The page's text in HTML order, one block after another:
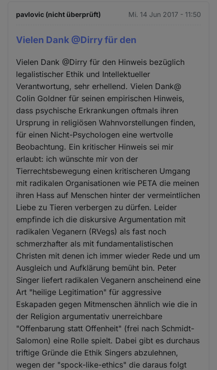
pavlovic (nicht überprüft) Mi. 14 Jun 2017 - 11:50
Vielen Dank @Dirry für den
Vielen Dank @Dirry für den Hinweis bezüglich
legalistischer Ethik und Intellektueller
Verantwortung, sehr erhellend. Vielen Dank@
Colin Goldner für seinen empirischen Hinweis,
dass psychische Erkrankungen oftmals ihren
Ursprung in religiösen Wahnvorstellungen finden,
für einen Nicht-Psychologen eine wertvolle
Beobachtung. Ein kritischer Hinweis sei mir
erlaubt: ich wünschte mir von der
Tierrechtsbewegung einen kritischeren Umgang
mit radikalen Organisationen wie PETA die meinen
ihren Hass auf Menschen hinter der vermeintlichen
Liebe zu Tieren verbergen zu dürfen. Leider
empfinde ich die diskursive Argumentation mit
radikalen Veganern (RVegs) als fast noch
schmerzhafter als mit fundamentalistischen
Christen mit denen ich immer wieder Rede und um
Ausgleich und Aufklärung bemüht bin. Peter
Singer liefert radikalen Veganern anscheinend eine
Art "heilige Legitimation" für aggressive
Eskapaden gegen Mitmenschen ähnlich wie die in
der Religion argumentativ unerreichbare
"Offenbarung statt Offenheit" (frei nach Schmidt-
Salomon) eine Rolle spielt. Dabei gibt es durchaus
triftige Gründe die Ethik Singers abzulehnen,
wegen der "spock-like-ethics" die daraus folgt